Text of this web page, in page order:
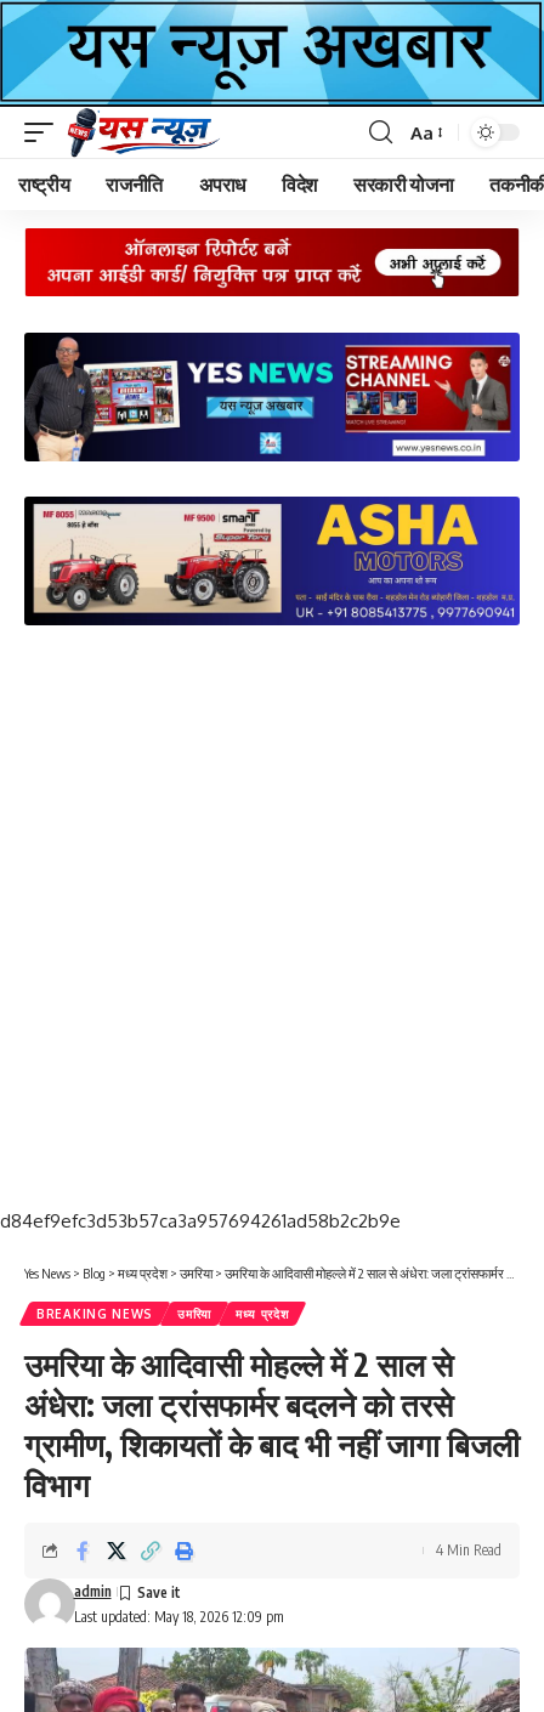
Font
Resizer
Aa
राष्ट्रीय राजनीति अपराध विदेश सरकारी योजना
d84ef9efc3d53b57ca3a957694261ad58b2c2b9e
Yes News > Blog > मध्य प्रदेश> उमरिया> उमरिया के आदिवासी मोहल्ले में 2 साल से अंधेरा: जला ट्रांसफार्मर बदलने को तरसे ग्रामीण, शिकायतों के बाद भी नहीं जागा बिजली विभाग
BREAKING NEWS उमरिया मध्य प्रदेश
उमरिया के आदिवासी मोहल्ले में 2 साल से
अंधेरा: जला ट्रांसफार्मर बदलने को तरसे
ग्रामीण, शिकायतों के बाद भी नहीं जागा बिजली
विभाग
Last updated: May 18, 2026 12:09 pm
admin
4 Min Read